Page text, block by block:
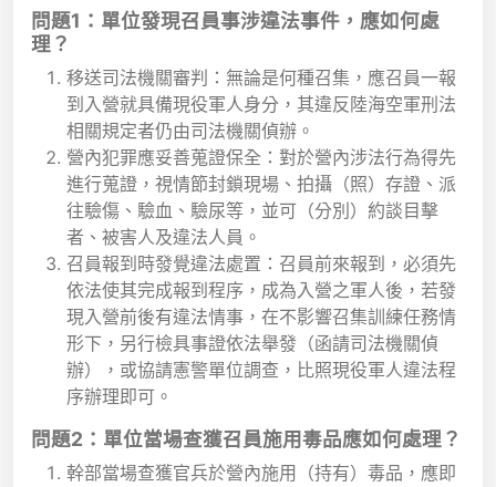
問題1：單位發現召員事涉違法事件，應如何處
理？
移送司法機關審判：無論是何種召集，應召員一報
到入營就具備現役軍人身分，其違反陸海空軍刑法
相關規定者仍由司法機關偵辦。
營內犯罪應妥善蒐證保全：對於營內涉法行為得先
進行蒐證，視情節封鎖現場、拍攝（照）存證、派
往驗傷、驗血、驗尿等，並可（分別）約談目擊
者、被害人及違法人員。
召員報到時發覺違法處置：召員前來報到，必須先
依法使其完成報到程序，成為入營之軍人後，若發
現入營前後有違法情事，在不影響召集訓練任務情
形下，另行檢具事證依法舉發（函請司法機關偵
辦），或協請憲警單位調查，比照現役軍人違法程
序辦理即可。
問題2：單位當場查獲召員施用毒品應如何處理？
幹部當場查獲官兵於營內施用（持有）毒品，應即